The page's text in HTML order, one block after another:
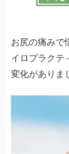
お尻の痛みで
イロプラクテ
変化がありま